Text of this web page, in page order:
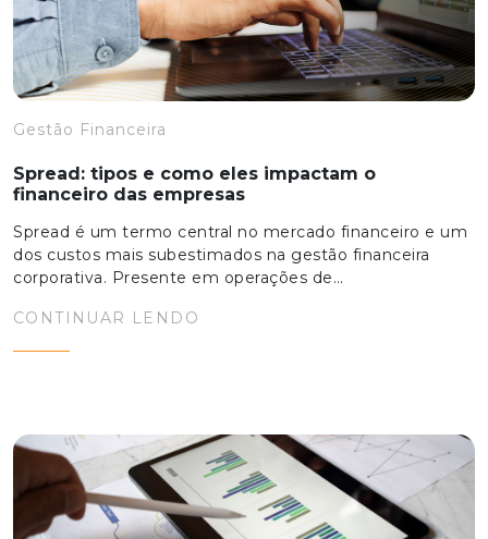
Gestão Financeira
Spread: tipos e como eles impactam o
financeiro das empresas
Spread é um termo central no mercado financeiro e um
dos custos mais subestimados na gestão financeira
corporativa. Presente em operações de…
CONTINUAR LENDO